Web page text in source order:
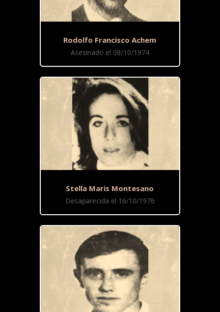
Rodolfo Francisco Achem
Asesinado el 08/10/1974
Stella Maris Montesano
Desaparecida el 16/10/1976